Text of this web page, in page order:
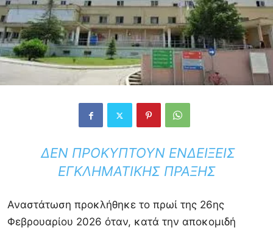
ΔΕΝ ΠΡΟΚΎΠΤΟΥΝ ΕΝΔΕΊΞΕΙΣ
ΕΓΚΛΗΜΑΤΙΚΉΣ ΠΡΆΞΗΣ
Αναστάτωση προκλήθηκε το πρωί της 26ης
Φεβρουαρίου 2026 όταν, κατά την αποκομιδή